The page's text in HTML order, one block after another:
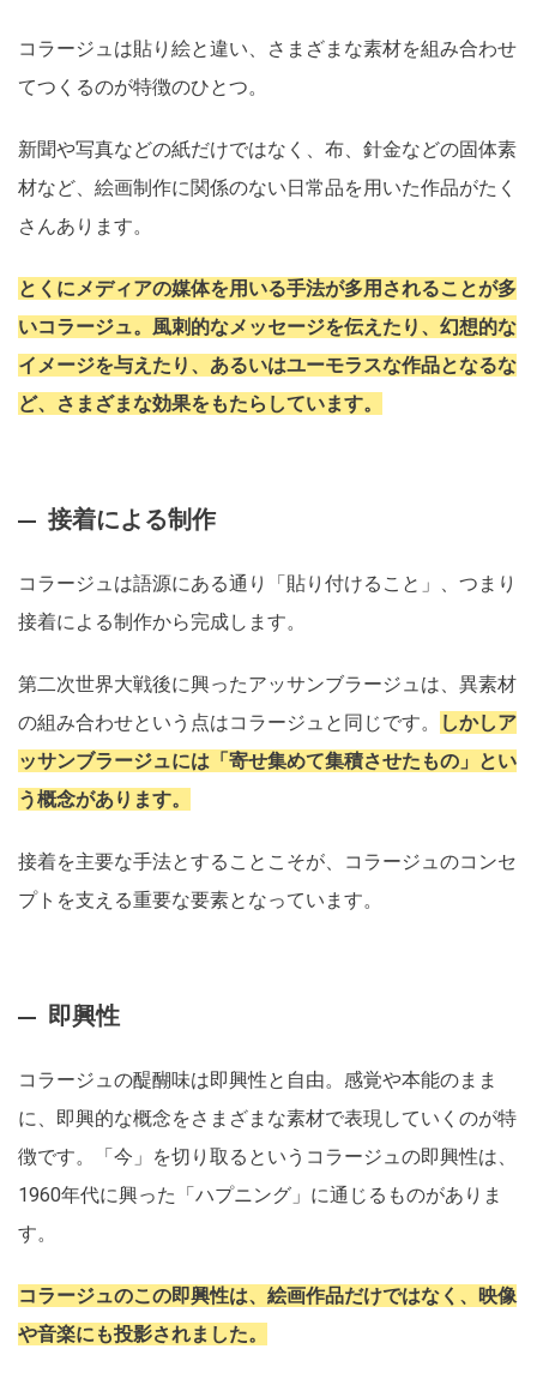
コラージュは貼り絵と違い、さまざまな素材を組み合わせ
てつくるのが特徴のひとつ。
新聞や写真などの紙だけではなく、布、針金などの固体素
材など、絵画制作に関係のない日常品を用いた作品がたく
さんあります。
とくにメディアの媒体を用いる手法が多用されることが多
いコラージュ。風刺的なメッセージを伝えたり、幻想的な
イメージを与えたり、あるいはユーモラスな作品となるな
ど、さまざまな効果をもたらしています。
接着による制作
コラージュは語源にある通り「貼り付けること」、つまり
接着による制作から完成します。
第二次世界大戦後に興ったアッサンブラージュは、異素材
の組み合わせという点はコラージュと同じです。
しかしア
ッサンブラージュには「寄せ集めて集積させたもの」とい
う概念があります。
接着を主要な手法とすることこそが、コラージュのコンセ
プトを支える重要な要素となっています。
即興性
コラージュの醍醐味は即興性と自由。感覚や本能のまま
に、即興的な概念をさまざまな素材で表現していくのが特
徴です。「今」を切り取るというコラージュの即興性は、
1960年代に興った「ハプニング」に通じるものがありま
す。
コラージュのこの即興性は、絵画作品だけではなく、映像
や音楽にも投影されました。